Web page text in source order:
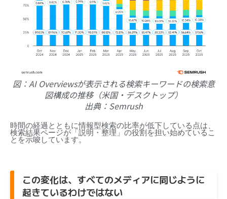
図：AI Overviewsが表示される検索キーワードの検索意
図構成の推移（米国・デスクトップ）
出典：Semrush
時間の経過とともに情報型検索の比率が低下している点は、
検索結果ページが「説明・整理」の役割を担い始めているこ
とを示唆しています。
この変化は、すべてのメディアに同じように
起きているわけではない